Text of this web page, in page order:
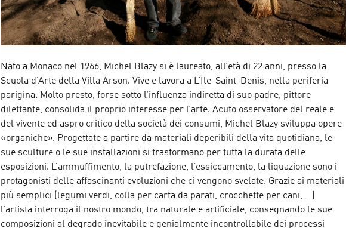
Nato a Monaco nel 1966, Michel Blazy si è laureato, all’età di 22 anni, presso la
Scuola d’Arte della Villa Arson. Vive e lavora a L’Ile-Saint-Denis, nella periferia
parigina. Molto presto, forse sotto l’influenza indiretta di suo padre, pittore
dilettante, consolida il proprio interesse per l’arte. Acuto osservatore del reale e
del vivente ed aspro critico della società dei consumi, Michel Blazy sviluppa opere
«organiche». Progettate a partire da materiali deperibili della vita quotidiana, le
sue sculture o le sue installazioni si trasformano per tutta la durata delle
esposizioni. L’ammuffimento, la putrefazione, l’essiccamento, la liquazione sono i
protagonisti delle affascinanti evoluzioni che ci vengono svelate. Grazie ai materiali
più semplici (legumi verdi, colla per carta da parati, crocchette per cani, …)
l’artista interroga il nostro mondo, tra naturale e artificiale, consegnando le sue
composizioni al degrado inevitabile e genialmente incontrollabile dei processi